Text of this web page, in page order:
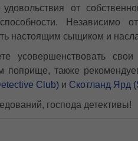
от
Независимо
настоящим сыщиком и
усовершенствовать
поприще, также
Club) и Скотланд Ярд
господа детективы!